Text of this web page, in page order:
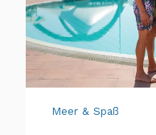
Meer & Spaß